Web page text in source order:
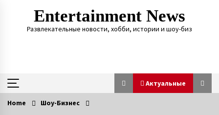
Entertainment News
Развлекательные новости, хобби, истории и шоу-биз
Актуальные
Актуальные
Home Шоу-Бизнес